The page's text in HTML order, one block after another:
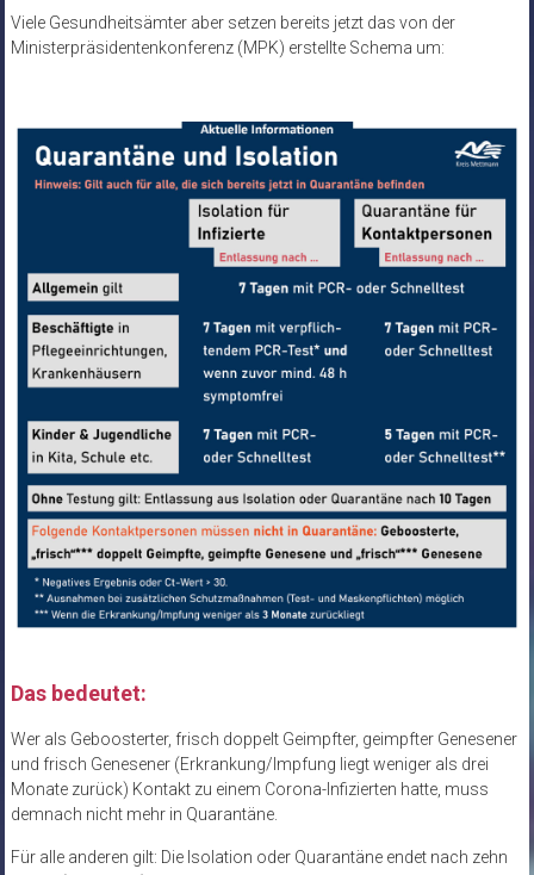
Viele Gesundheitsämter aber setzen bereits jetzt das von der
Ministerpräsidentenkonferenz (MPK) erstellte Schema um:
Das bedeutet:
Wer als Geboosterter, frisch doppelt Geimpfter, geimpfter Genesener
und frisch Genesener (Erkrankung/Impfung liegt weniger als drei
Monate zurück) Kontakt zu einem Corona-Infizierten hatte, muss
demnach nicht mehr in Quarantäne.
Für alle anderen gilt: Die Isolation oder Quarantäne endet nach zehn